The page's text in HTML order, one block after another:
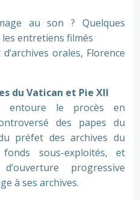
au son ? Quelques
entretiens filmés
orales, Florence
du Vatican et Pie XII
entoure le procès en
des papes du
préfet des archives du
sous-exploités, et
progressive
à ses archives.